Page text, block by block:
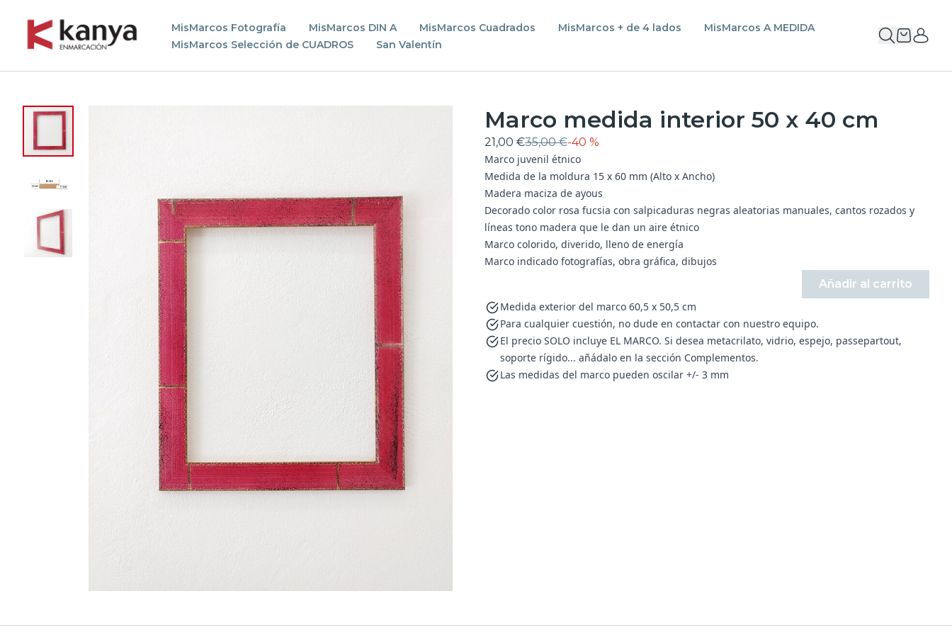
MisMarcos Fotografía MisMarcos DIN A MisMarcos Cuadrados MisMarcos + de 4 lados
MisMarcos A MEDIDA
MisMarcos Selección de CUADROS
San Valentín
Marco medida interior 50 x 40 cm
21,00 €35,00 €-40 %
Marco juvenil étnico
Medida de la moldura 15 x 60 mm (Alto x Ancho)
Madera maciza de ayous
Decorado color rosa fucsia con salpicaduras negras aleatorias manuales, cantos rozados y
líneas tono madera que le dan un aire étnico
Marco colorido, diverido, lleno de energía
Marco indicado fotografías, obra gráfica, dibujos
Añadir al carrito
Medida exterior del marco 60,5 x 50,5 cm
Para cualquier cuestión, no dude en contactar con nuestro equipo.
El precio SOLO incluye EL MARCO. Si desea metacrilato, vidrio, espejo, passepartout,
soporte rígido... añádalo en la sección Complementos.
Las medidas del marco pueden oscilar +/- 3 mm